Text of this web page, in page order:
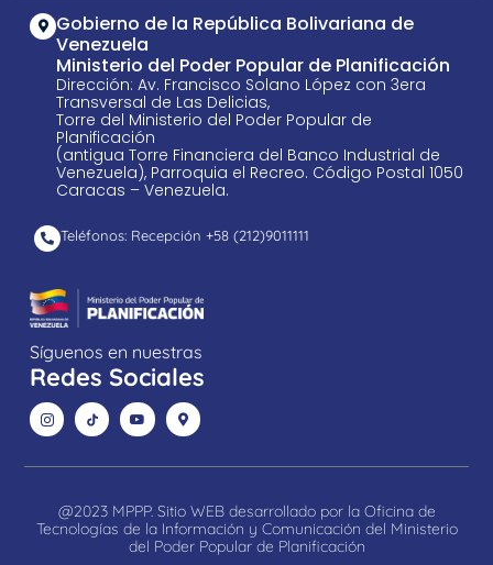
Gobierno de la República Bolivariana de
Venezuela
Ministerio del Poder Popular de Planificación
Dirección: Av. Francisco Solano López con 3era
Transversal de Las Delicias,
Torre del Ministerio del Poder Popular de
Planificación
(antigua Torre Financiera del Banco Industrial de
Venezuela), Parroquia el Recreo. Código Postal 1050
Caracas – Venezuela.
Teléfonos: Recepción +58 ​(212)9011111
Síguenos en nuestras
Redes Sociales
@2023 MPPP. Sitio WEB desarrollado por la Oficina de
Tecnologías de la Información y Comunicación del Ministerio
del Poder Popular de Planificación